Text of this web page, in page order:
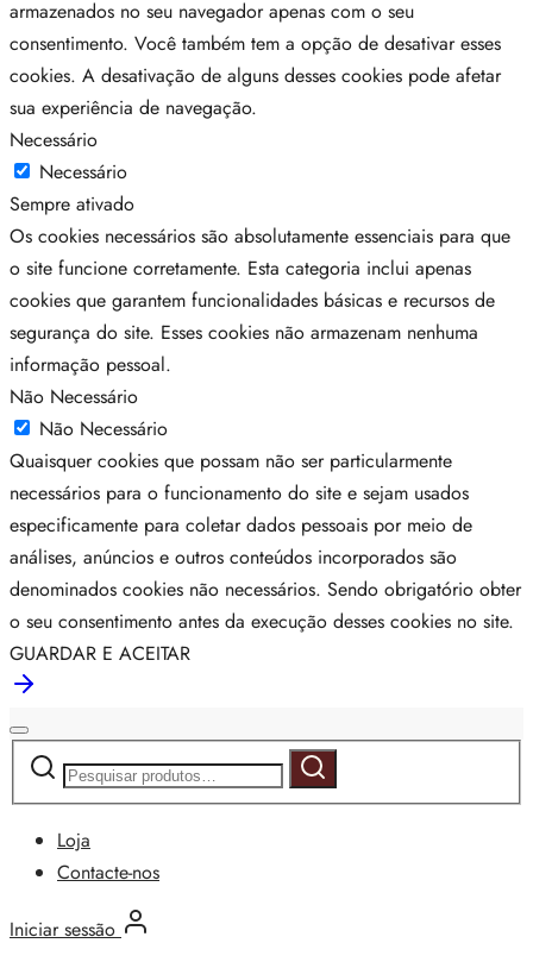
armazenados no seu navegador apenas com o seu
consentimento. Você também tem a opção de desativar esses
cookies. A desativação de alguns desses cookies pode afetar
sua experiência de navegação.
Necessário
Necessário
Sempre ativado
Os cookies necessários são absolutamente essenciais para que
o site funcione corretamente. Esta categoria inclui apenas
cookies que garantem funcionalidades básicas e recursos de
segurança do site. Esses cookies não armazenam nenhuma
informação pessoal.
Não Necessário
Não Necessário
Quaisquer cookies que possam não ser particularmente
necessários para o funcionamento do site e sejam usados
especificamente para coletar dados pessoais por meio de
análises, anúncios e outros conteúdos incorporados são
denominados cookies não necessários. Sendo obrigatório obter
o seu consentimento antes da execução desses cookies no site.
GUARDAR E ACEITAR
Pesquisar
Pesquisa
Loja
Contacte-nos
Iniciar sessão